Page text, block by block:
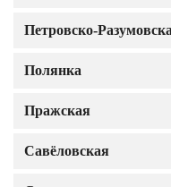
Петровско-
Полянка
Пражская
Савёловская